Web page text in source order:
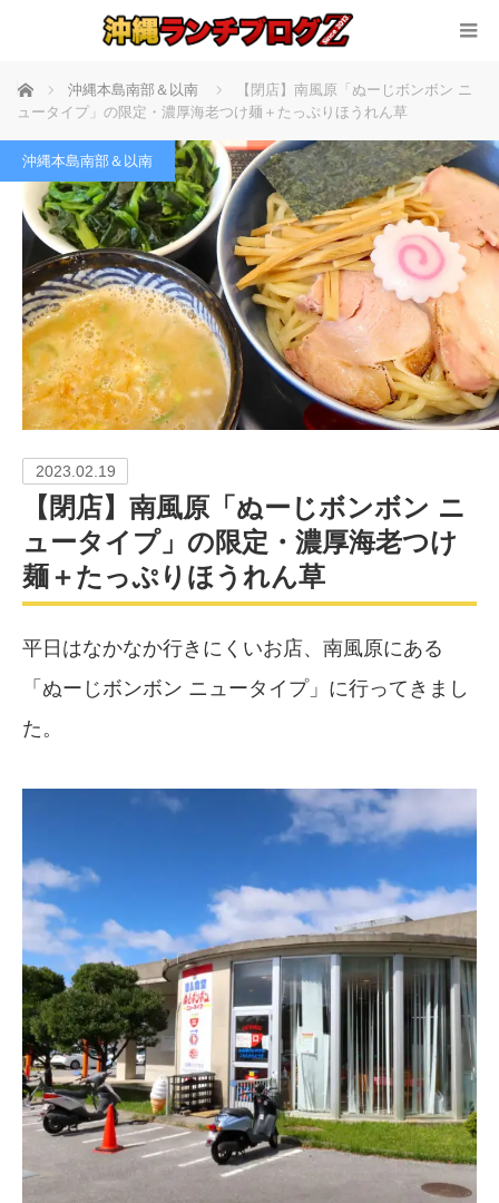
ホーム 沖縄本島南部＆以南
【閉店】南風原「ぬーじボンボン ニ
ュータイプ」の限定・濃厚海老つけ麺＋たっぷりほうれん草
沖縄本島南部＆以南
2023.02.19
【閉店】南風原「ぬーじボンボン ニ
ュータイプ」の限定・濃厚海老つけ
麺＋たっぷりほうれん草
平日はなかなか行きにくいお店、南風原にある
「ぬーじボンボン ニュータイプ」に行ってきまし
た。